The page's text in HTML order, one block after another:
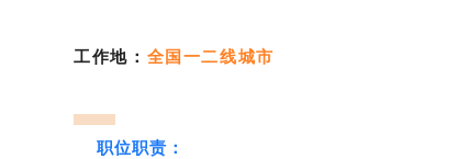
工作地： 全国一二线城市
职位职责：